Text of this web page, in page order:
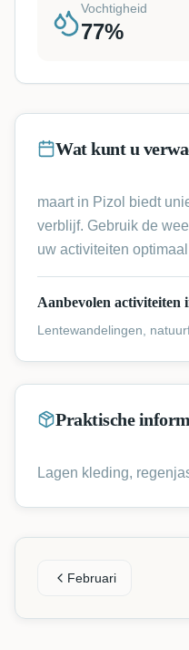
Vochtigheid
77%
Wat kunt u
maart in Pizol biedt
verblijf. Gebruik de
uw activiteiten
Aanbevolen activiteiten
Lentewandelingen,
Praktische
Lagen kleding,
Februari